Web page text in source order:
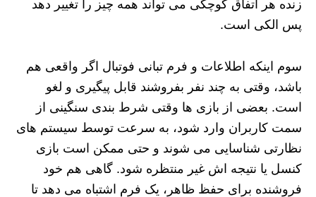
زنده هر اتفاق کوچکی می‌ تواند همه چیز را تغییر دهد
پس الکی است.
سوم اینکه اطلاعات و فرم تبانی فوتبال اگر واقعی هم
باشد، وقتی به چند نفر بفروشند قابل پیگیری و لغو
است. بعضی از بازی‌ ها وقتی شرط‌ بندی سنگینی از
سمت کاربران وارد شود، به سرعت توسط سیستم‌ های
نظارتی شناسایی می‌ شوند و حتی ممکن است بازی
کنسل یا نتیجه اش غیر منتظره شود. گاهی هم خود
فروشنده برای حفظ ظاهر، یک فرم اشتباه می‌ دهد تا